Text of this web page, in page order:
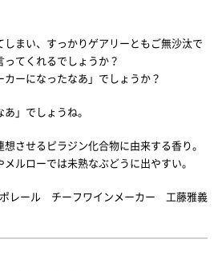
まい、すっかりゲアリーともご無沙汰で
てくれるでしょうか？
カーになったなあ」でしょうか？
」でしょうね。
させるピラジン化合物に由来する香り。
ルローでは未熟なぶどうに出やすい。
レール チーフワインメーカー 工藤雅義